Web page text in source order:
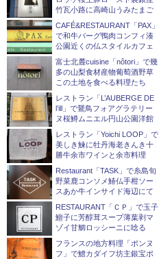
竹瓦小路に高崎山うみたまご
CAFÉ&RESTAURANT「PAX」
で和牛バーグ鴨肉コンフィ湊
公園近くの仏スタイルカフェ
富士北麓cuisine「nôtori」で幾
多の山梨食材産物葡萄酒野草
この土地を食べる料理たち
レストラン「L’AUBERGE DE
l’ill」で鵞鳥フォアグラテリー
ヌ桜鱒ムニエル円山公園洋館
レストラン「Yoichi LOOP」で
美しき鰊に牡丹海老きんき十
勝牛余市ワインと余市料理
Restaurant「TASK」で糸島旬
野菜鹿コンソメ鰆仏手柑ソー
スあか牛インサイド海辺にて
RESTAURANT「ＣＰ」で玉子
鱣子に芳醇茸スープ薄葉剥マ
ゾイ甘鯛ロッシーニに唸る
フランスの地方料理「ポンヌ
フ」で鱧カダイフ坊主銀宝ポ